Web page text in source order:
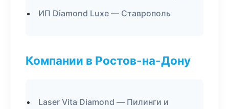
ИП Diamond Luxe — Ставрополь
Компании в Ростов-на-Дону
Laser Vita Diamond — Пилинги и